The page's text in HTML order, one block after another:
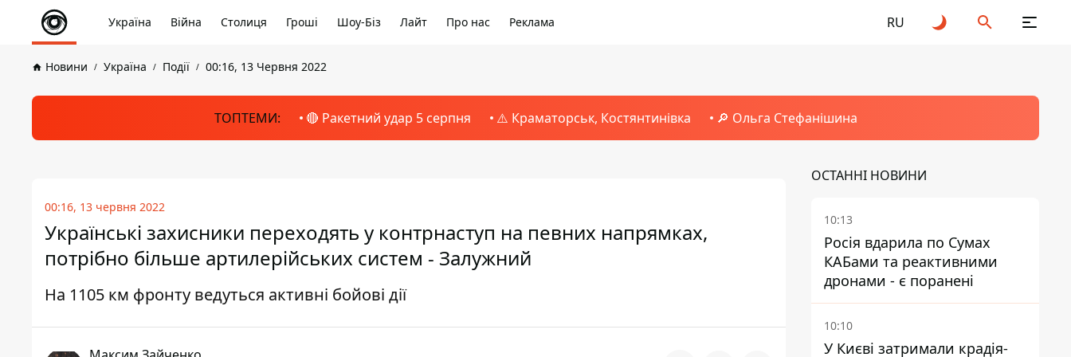
Україна Війна Столиця Гроші Шоу-Біз Лайт Про нас Реклама RU
Новини Україна Події 00:16, 13 Червня 2022
ТОПТЕМИ: 🔴 Ракетний удар 5 серпня ⚠️ Краматорськ, Костянтинівка 🔎 Ольга Стефанішина
00:16, 13 червня 2022
Українські захисники переходять у контрнаступ на певних напрямках,
потрібно більше артилерійських систем - Залужний
На 1105 км фронту ведуться активні бойові дії
ОСТАННІ НОВИНИ
10:13
Росія вдарила по Сумах
КАБами та реактивними
дронами - є поранені
10:10
У Києві затримали крадія-